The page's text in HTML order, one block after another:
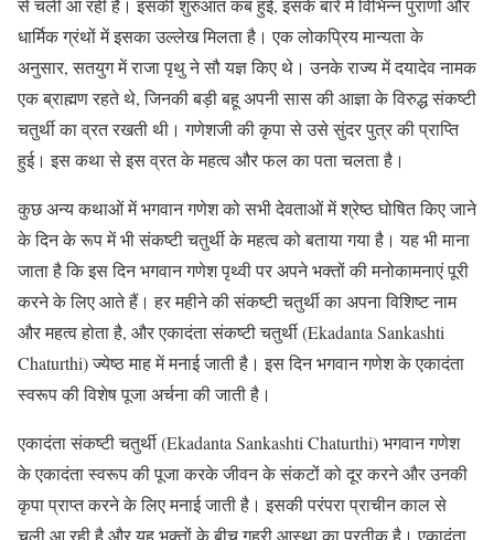
से चली आ रही है। इसकी शुरुआत कब हुई, इसके बारे में विभिन्न पुराणों और
धार्मिक ग्रंथों में इसका उल्लेख मिलता है। एक लोकप्रिय मान्यता के
अनुसार, सतयुग में राजा पृथु ने सौ यज्ञ किए थे। उनके राज्य में दयादेव नामक
एक ब्राह्मण रहते थे, जिनकी बड़ी बहू अपनी सास की आज्ञा के विरुद्ध संकष्टी
चतुर्थी का व्रत रखती थी। गणेशजी की कृपा से उसे सुंदर पुत्र की प्राप्ति
हुई। इस कथा से इस व्रत के महत्व और फल का पता चलता है।
कुछ अन्य कथाओं में भगवान गणेश को सभी देवताओं में श्रेष्ठ घोषित किए जाने
के दिन के रूप में भी संकष्टी चतुर्थी के महत्व को बताया गया है। यह भी माना
जाता है कि इस दिन भगवान गणेश पृथ्वी पर अपने भक्तों की मनोकामनाएं पूरी
करने के लिए आते हैं। हर महीने की संकष्टी चतुर्थी का अपना विशिष्ट नाम
और महत्व होता है, और एकादंता संकष्टी चतुर्थी (Ekadanta Sankashti
Chaturthi) ज्येष्ठ माह में मनाई जाती है। इस दिन भगवान गणेश के एकादंता
स्वरूप की विशेष पूजा अर्चना की जाती है।
एकादंता संकष्टी चतुर्थी (Ekadanta Sankashti Chaturthi) भगवान गणेश
के एकादंता स्वरूप की पूजा करके जीवन के संकटों को दूर करने और उनकी
कृपा प्राप्त करने के लिए मनाई जाती है। इसकी परंपरा प्राचीन काल से
चली आ रही है और यह भक्तों के बीच गहरी आस्था का प्रतीक है। एकादंता